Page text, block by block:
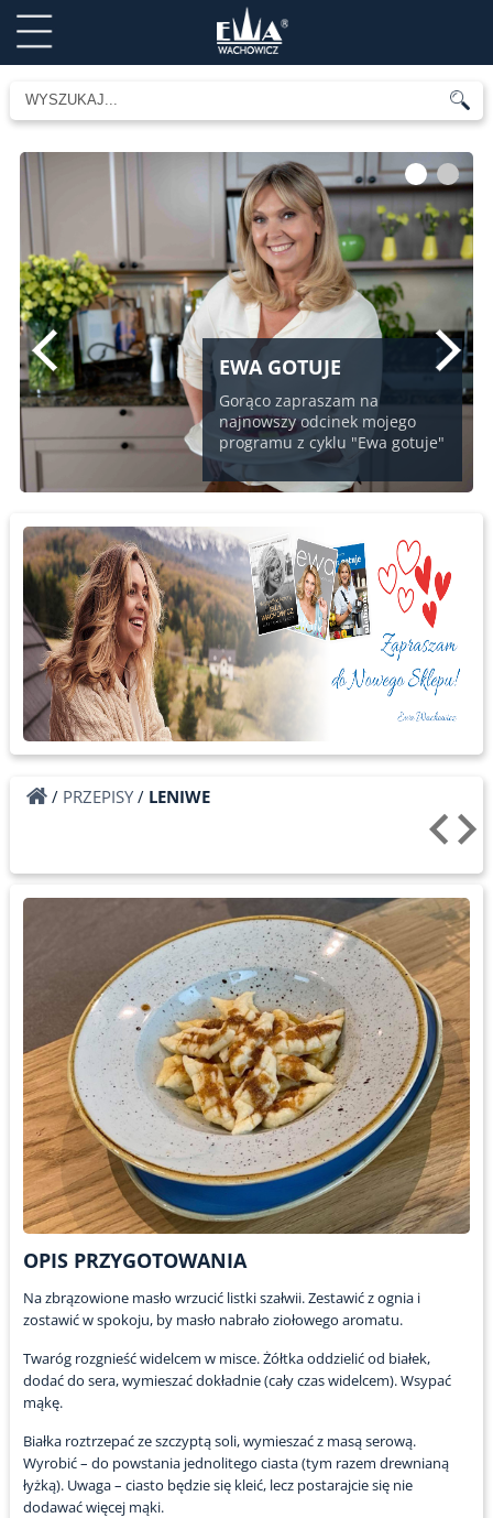
EWA GOTUJE
Gorąco zapraszam na
najnowszy odcinek mojego
programu z cyklu "Ewa gotuje"
1 2
/ PRZEPISY/ LENIWE
OPIS PRZYGOTOWANIA
Na zbrązowione masło wrzucić listki szałwii. Zestawić z ognia i
zostawić w spokoju, by masło nabrało ziołowego aromatu.
Twaróg rozgnieść widelcem w misce. Żółtka oddzielić od białek,
dodać do sera, wymieszać dokładnie (cały czas widelcem). Wsypać
mąkę.
Białka roztrzepać ze szczyptą soli, wymieszać z masą serową.
Wyrobić – do powstania jednolitego ciasta (tym razem drewnianą
łyżką). Uwaga – ciasto będzie się kleić, lecz postarajcie się nie
dodawać więcej mąki.